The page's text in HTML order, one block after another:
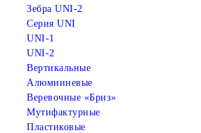
Зебра UNI-2
Серия UNI
UNI-1
UNI-2
Вертикальные
Алюмииневые
Веревочные «Бриз»
Мутифактурные
Пластиковые